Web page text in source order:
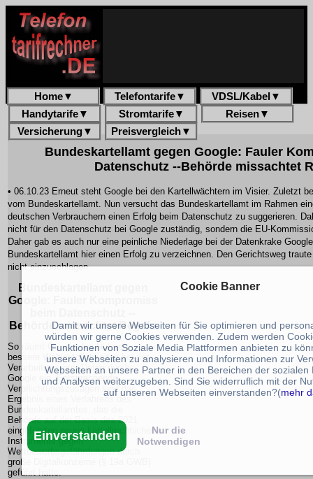
Home▼ Telefontarife▼ VDSL/Kabel ▼
Handytarife▼ Stromtarife▼ Reisen▼
Versicherung▼ Preisvergleich▼
Bundeskartellamt gegen Google: Fauler
Datenschutz --Behörde missachtet
• 06.10.23 Erneut steht Google bei den Kartellwächtern im Visier. Zuletzt
vom Bundeskartellamt. Nun versucht das Bundeskartellamt im Rahmen
deutschen Verbrauchern einen Erfolg beim Datenschutz zu suggerieren.
nicht für den Datenschutz bei Google zuständig, sondern die EU-
Daher gab es auch nur eine peinliche Niederlage bei der Datenkrake
Bundeskartellamt hier einen Erfolg zu verzeichnen. Den Gerichtsweg
nicht einzuschlagen.
Bundeskartellamt gegen
Google: Fauler Kompromiss
Behörde missachtet Regeln
So räumt Google den Nutzern
bessere Wahlmöglichkeiten bei der
Verarbeitung ihrer Daten durch
Google ein. Entsprechende
Verpflichtungszusagen sind das
Ergebnis eines Verfahrens des
Bundeskartellamtes, das die
Behörde auf der Basis des 2021
eingeführten neuen kartellrechtlichen
Instruments gegen
Wettbewerbsgefährdungen durch
große Digitalkonzerne (§ 19a GWB)
geführt hatte.
Cookie Banner
Damit wir unsere Webseiten für Sie optimieren und
würden wir gerne Cookies verwenden. Zudem werden
Funktionen von Soziale Media Plattformen anbieten zu
unsere Webseiten zu analysieren und Informationen zur
Webseiten an unsere Partner in den Bereichen der sozialen
und Analysen weiterzugeben. Sind Sie widerruflich mit der
auf unseren Webseiten einverstanden?(mehr
Einverstanden
Nur die
Notwendigen